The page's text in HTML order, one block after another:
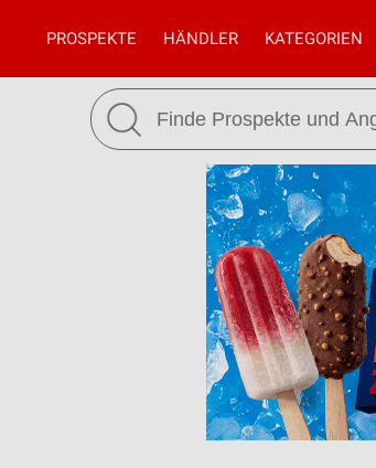
PROSPEKTE HÄNDLER KATEGORIEN